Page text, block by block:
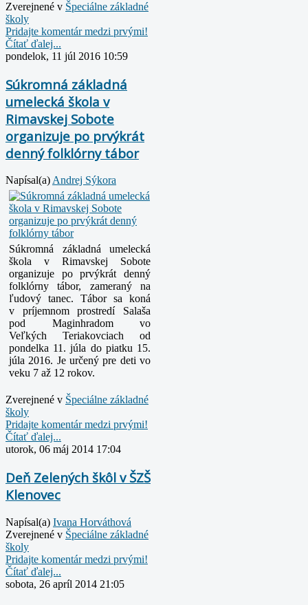
Zverejnené v Špeciálne základné
školy
Pridajte komentár medzi prvými!
Čítať ďalej...
pondelok, 11 júl 2016 10:59
Súkromná základná
umelecká škola v
Rimavskej Sobote
organizuje po prvýkrát
denný folklórny tábor
Napísal(a)Andrej Sýkora
Súkromná základná umelecká
škola v Rimavskej Sobote
organizuje po prvýkrát denný
folklórny tábor, zameraný na
ľudový tanec. Tábor sa koná
v príjemnom prostredí Salaša
pod Maginhradom vo
Veľkých Teriakovciach od
pondelka 11. júla do piatku 15.
júla 2016. Je určený pre deti vo
veku 7 až 12 rokov.
Zverejnené v Špeciálne základné
školy
Pridajte komentár medzi prvými!
Čítať ďalej...
utorok, 06 máj 2014 17:04
Deň Zelených škôl v ŠZŠ
Klenovec
Napísal(a) Ivana Horváthová
Zverejnené v Špeciálne základné
školy
Pridajte komentár medzi prvými!
Čítať ďalej...
sobota, 26 apríl 2014 21:05